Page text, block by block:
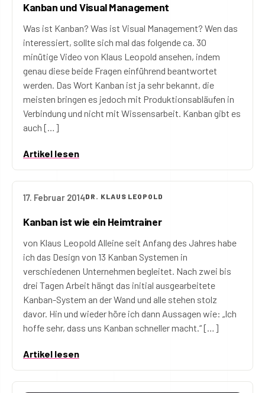
Kanban und Visual Management
Was ist Kanban? Was ist Visual Management? Wen das
interessiert, sollte sich mal das folgende ca. 30
minütige Video von Klaus Leopold ansehen, indem
genau diese beide Fragen einführend beantwortet
werden. Das Wort Kanban ist ja sehr bekannt, die
meisten bringen es jedoch mit Produktionsabläufen in
Verbindung und nicht mit Wissensarbeit. Kanban gibt es
auch […]
Artikel lesen
17. Februar 2014DR. KLAUS LEOPOLD
Kanban ist wie ein Heimtrainer
von Klaus Leopold Alleine seit Anfang des Jahres habe
ich das Design von 13 Kanban Systemen in
verschiedenen Unternehmen begleitet. Nach zwei bis
drei Tagen Arbeit hängt das initial ausgearbeitete
Kanban-System an der Wand und alle stehen stolz
davor. Hin und wieder höre ich dann Aussagen wie: „Ich
hoffe sehr, dass uns Kanban schneller macht.“ […]
Artikel lesen